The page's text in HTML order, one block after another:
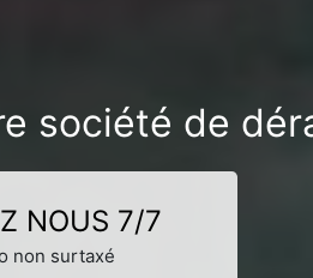
société de
NOUS 7/7
non surtaxé